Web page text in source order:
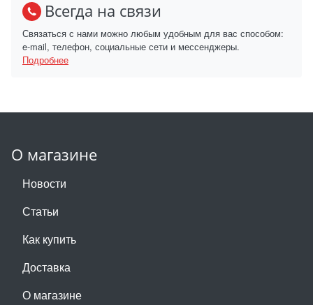
Всегда на связи
Связаться с нами можно любым удобным для вас способом:
e-mail, телефон, социальные сети и мессенджеры.
Подробнее
О магазине
Новости
Статьи
Как купить
Доставка
О магазине